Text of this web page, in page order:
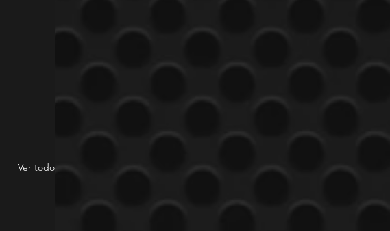
Ver todo